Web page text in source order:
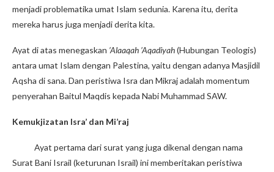
menjadi problematika umat Islam sedunia. Karena itu, derita
mereka harus juga menjadi derita kita.
Ayat di atas menegaskan ’Alaaqah ’Aqadiyah(Hubungan Teologis)
antara umat Islam dengan Palestina, yaitu dengan adanya Masjidil
Aqsha di sana. Dan peristiwa Isra dan Mikraj adalah momentum
penyerahan Baitul Maqdis kepada Nabi Muhammad SAW.
Kemukjizatan Isra’ dan Mi’raj
Ayat pertama dari surat yang juga dikenal dengan nama
Surat Bani Israil (keturunan Israil) ini memberitakan peristiwa